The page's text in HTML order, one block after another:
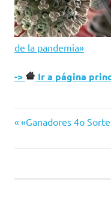
de la pandemia»
-> Ir a página
Navegación
de
Entrada
«Ganadores 4o